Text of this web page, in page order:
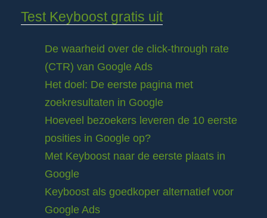
Test Keyboost gratis uit
De waarheid over de click-through rate
(CTR) van Google Ads
Het doel: De eerste pagina met
zoekresultaten in Google
Hoeveel bezoekers leveren de 10 eerste
posities in Google op?
Met Keyboost naar de eerste plaats in
Google
Keyboost als goedkoper alternatief voor
Google Ads